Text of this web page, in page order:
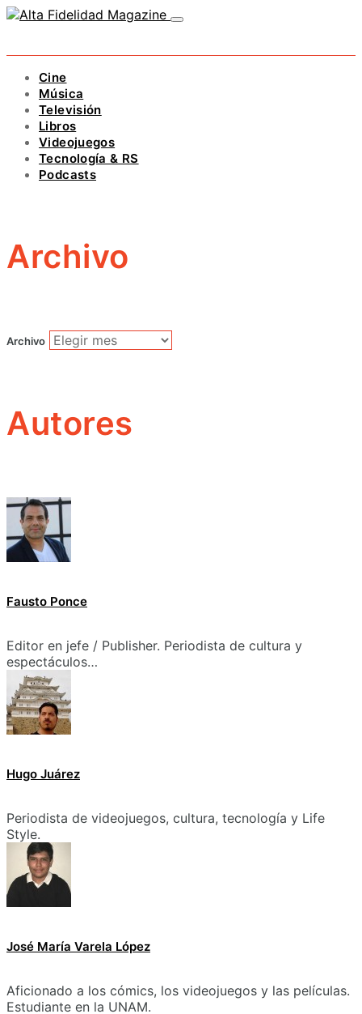
Cine
Música
Televisión
Libros
Videojuegos
Tecnología & RS
Podcasts
Archivo
Archivo
Autores
Fausto Ponce
Editor en jefe / Publisher. Periodista de cultura y
espectáculos…
Hugo Juárez
Periodista de videojuegos, cultura, tecnología y Life
Style.
José María Varela López
Aficionado a los cómics, los videojuegos y las películas.
Estudiante en la UNAM.